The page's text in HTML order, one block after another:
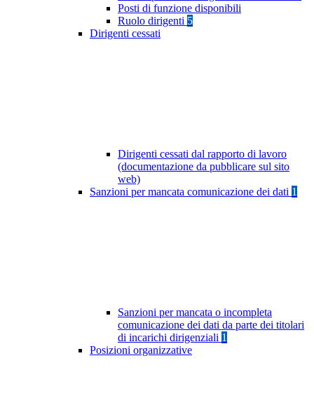
Posti di funzione disponibili
Ruolo dirigenti 5
Dirigenti cessati
Dirigenti cessati dal rapporto di lavoro
(documentazione da pubblicare sul sito
web)
Sanzioni per mancata comunicazione dei dati 1
Sanzioni per mancata o incompleta
comunicazione dei dati da parte dei titolari
di incarichi dirigenziali 1
Posizioni organizzative